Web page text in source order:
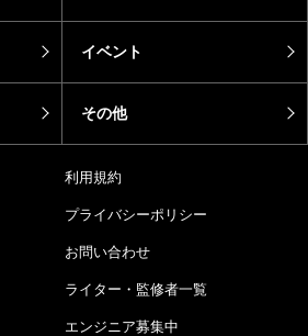
イベント
その他
利用規約
プライバシーポリシー
お問い合わせ
ライター・監修者一覧
エンジニア募集中